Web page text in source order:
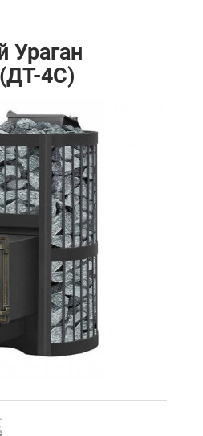
Ураган
4С)